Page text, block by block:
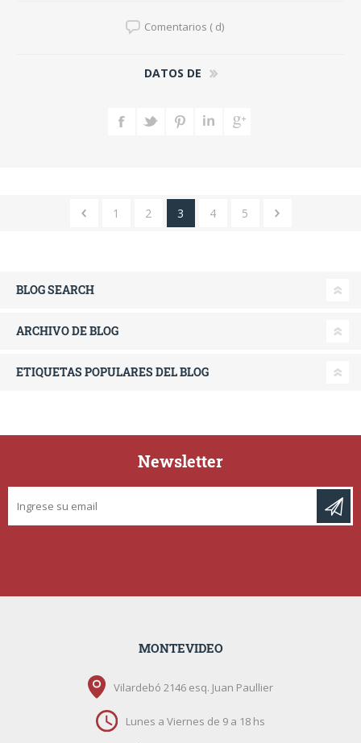
Comentarios ( d)
DATOS DE
1 2 3 4 5
BLOG SEARCH
ARCHIVO DE BLOG
ETIQUETAS POPULARES DEL BLOG
Newsletter
MONTEVIDEO
Vilardebó 2146 esq. Juan Paullier
Lunes a Viernes de 9 a 18 hs